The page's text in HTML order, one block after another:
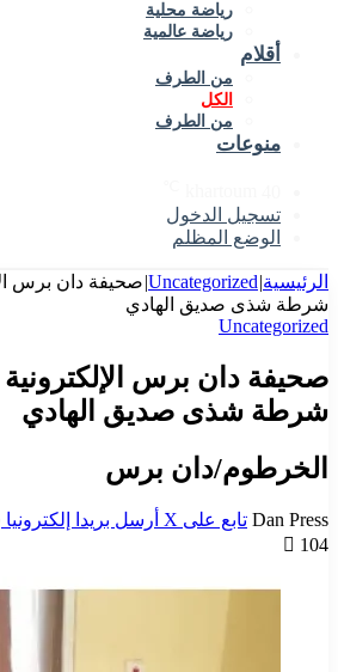
رياضة محلية
رياضة عالمية
أقلام
من الطرف
الكل
من الطرف
منوعات
تسجيل الدخول
الوضع المظلم
الرئيسية|
Uncategorized
|صحيفة دان برس
شرطة شذى صديق الهادي
Uncategorized
صحيفة دان برس الإلكترونية
شرطة شذى صديق الهادي
الخرطوم/دان برس
Dan Press تابع على X أرسل بريدا إلكترونيا
104